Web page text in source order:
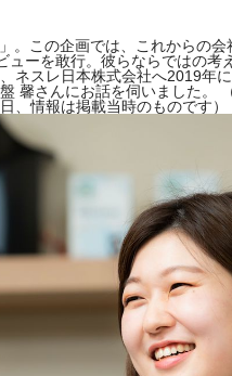
。この企画では、これからの
ューを敢行。彼らならではの考
ネスレ日本株式会社へ2019年
馨さんにお話を伺いました。
、情報は掲載当時のものです）